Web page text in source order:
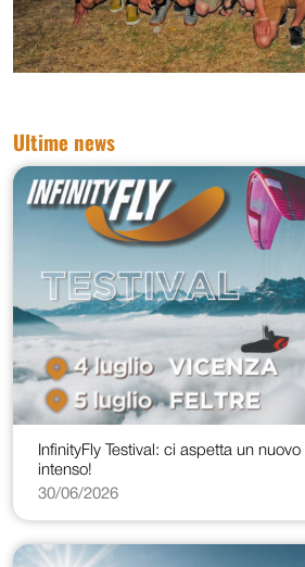
Ultime news
InfinityFly Testival: ci aspetta un
intenso!
30/06/2026